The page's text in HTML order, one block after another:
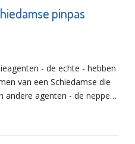
pinpas
- de echte - hebben
van een Schiedamse die
andere agenten - de neppe